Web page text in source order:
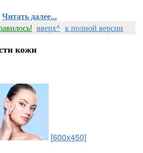
Читать далее...
вверх^ к полной версии
кожи
[600x450]